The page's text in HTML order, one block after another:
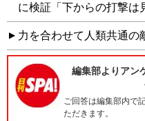
に検証「下からの打撃は
力を合わせて人類共通の